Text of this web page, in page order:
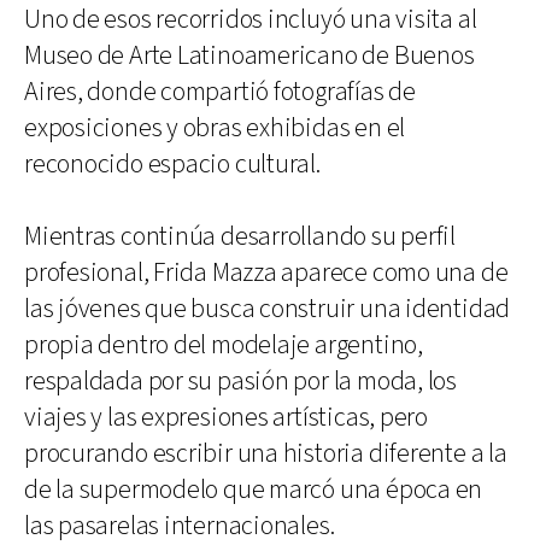
Uno de esos recorridos incluyó una visita al
Museo de Arte Latinoamericano de Buenos
Aires, donde compartió fotografías de
exposiciones y obras exhibidas en el
reconocido espacio cultural.
Mientras continúa desarrollando su perfil
profesional, Frida Mazza aparece como una de
las jóvenes que busca construir una identidad
propia dentro del modelaje argentino,
respaldada por su pasión por la moda, los
viajes y las expresiones artísticas, pero
procurando escribir una historia diferente a la
de la supermodelo que marcó una época en
las pasarelas internacionales.